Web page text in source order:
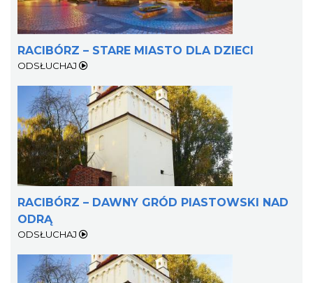
RACIBÓRZ – STARE MIASTO DLA DZIECI
ODSŁUCHAJ
RACIBÓRZ – DAWNY GRÓD PIASTOWSKI NAD
ODRĄ
ODSŁUCHAJ